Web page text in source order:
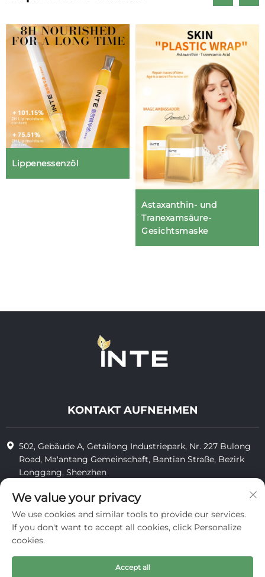
Lippenessenzöl
Astaxanthin- und
Tranexamsäure-
Gesichtsmaske
KONTAKT AUFNEHMEN
502, Gebäude A, Getailong Industriepark, Nr. 227 Bulong
Road, Ma'antang Gemeinschaft, Bantian Straße, Bezirk
Longgang, Shenzhen
+86-13823773549
[email protected]
datenschutz
We value your privacy
We use cookies and similar tools to provide our services.
If you don't want to accept all cookies, click Personalize
cookies.
Accept all